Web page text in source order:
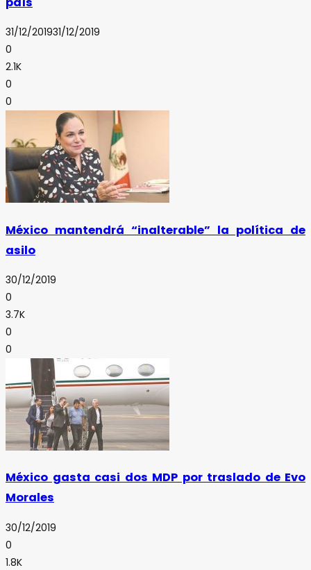
31/12/201931/12/2019
0
2.1K
0
0
México mantendrá “inalterable” la política de
asilo
30/12/2019
0
3.7K
0
0
México gasta casi dos MDP por traslado de Evo
Morales
30/12/2019
0
1.8K